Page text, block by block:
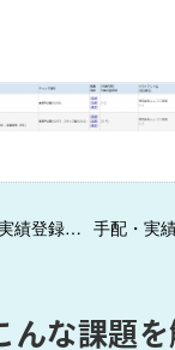
← 手配・実績：手配実績登録画面で表示する列を設定・登録ができるようになりました。
んな課題を